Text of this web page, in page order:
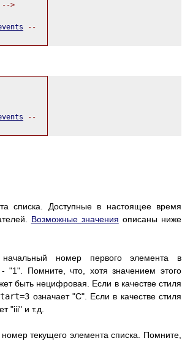
>
--
--
списка. Доступные в настоящее время
Возможные значения описаны ниже
номер первого элемента в
Помните, что, хотя значением этого
быть нецифровая. Если в качестве стиля
означает "C". Если в качестве стиля
"iii" и т.д.
номер текущего элемента списка. Помните,